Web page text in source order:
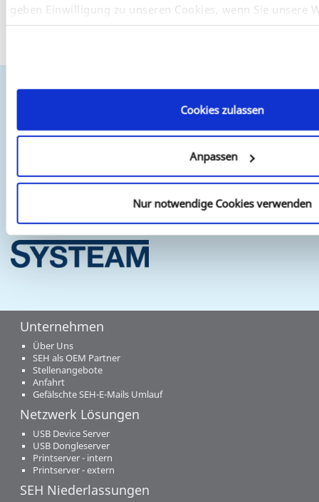
geben Einwilligung zu unseren Cookies, wenn Sie unsere
nutzen.
Cookies zulassen
Anpassen
Nur notwendige Cookies verwenden
USB-Deviceserver mit USB 3.0 SuperSpeed für
Industrieumgebungen geeignet.INU-100Installation im
SEH arbeitet mit vielen Distributoren und Fachhändlern
internationalen Händler besuchen Sie unsere
"Bezugsquellen".
Unternehmen
Über Uns
SEH als OEM Partner
Stellenangebote
Anfahrt
Gefälschte SEH-E-Mails Umlauf
Netzwerk Lösungen
USB Device Server
USB Dongleserver
Printserver - intern
Printserver - extern
SEH Niederlassungen